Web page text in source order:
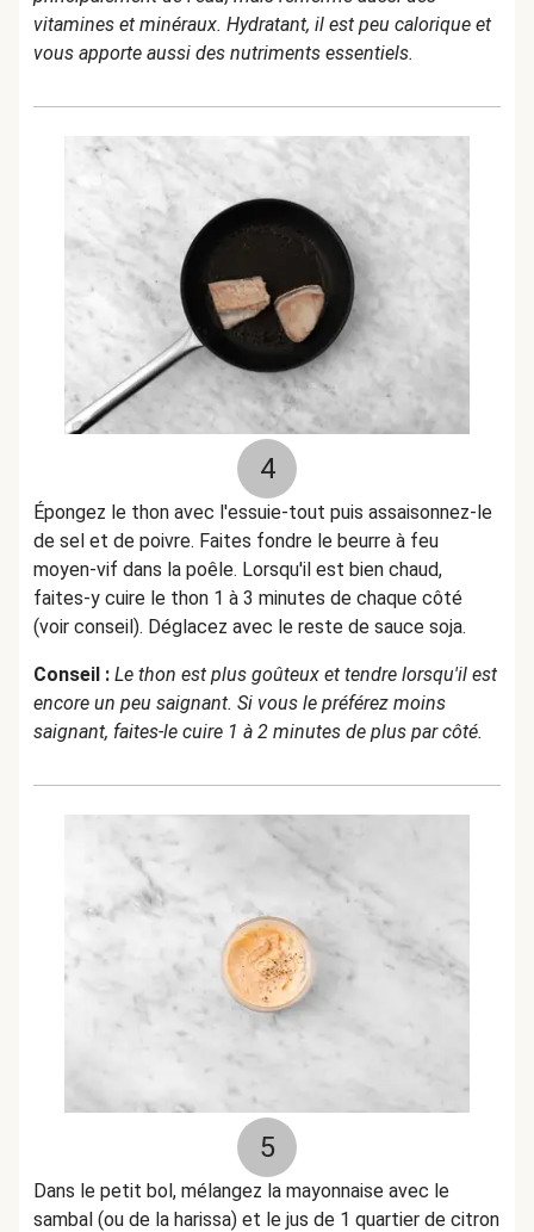
vitamines et minéraux. Hydratant, il est peu calorique et
vous apporte aussi des nutriments essentiels.
4
Épongez le thon avec l'essuie-tout puis assaisonnez-le
de sel et de poivre. Faites fondre le beurre à feu
moyen-vif dans la poêle. Lorsqu'il est bien chaud,
faites-y cuire le thon 1 à 3 minutes de chaque côté
(voir conseil). Déglacez avec le reste de sauce soja.
Conseil : Le thon est plus goûteux et tendre lorsqu'il est
encore un peu saignant. Si vous le préférez moins
saignant, faites-le cuire 1 à 2 minutes de plus par côté.
5
Dans le petit bol, mélangez la mayonnaise avec le
sambal (ou de la harissa) et le jus de 1 quartier de citron